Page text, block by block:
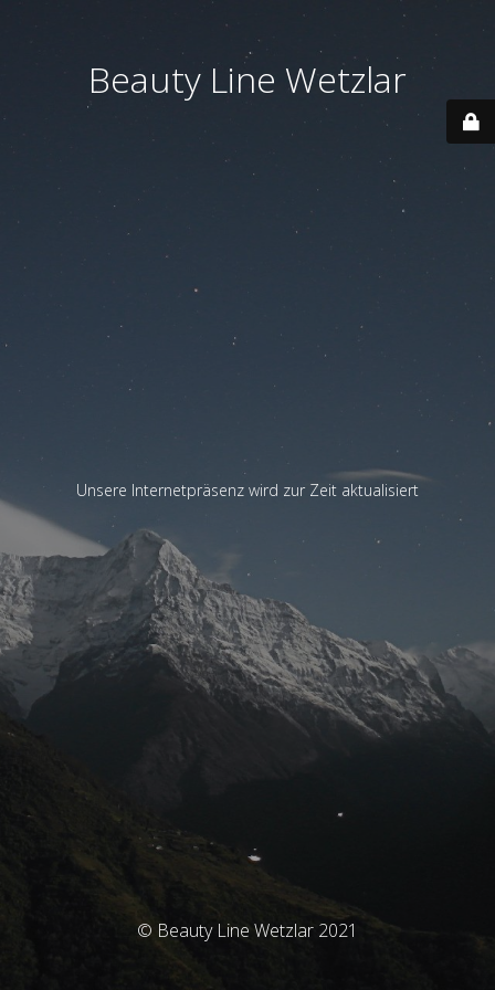
Beauty Line Wetzlar
Unsere Internetpräsenz wird zur Zeit aktualisiert
© Beauty Line Wetzlar 2021